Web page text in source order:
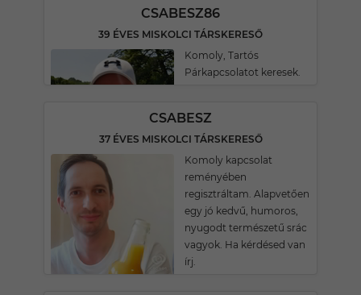
CSABESZ86
39 ÉVES MISKOLCI TÁRSKERESŐ
Komoly, Tartós
Párkapcsolatot keresek.
CSABESZ
37 ÉVES MISKOLCI TÁRSKERESŐ
Komoly kapcsolat
reményében
regisztráltam. Alapvetően
egy jó kedvű, humoros,
nyugodt természetű srác
vagyok. Ha kérdésed van
írj.